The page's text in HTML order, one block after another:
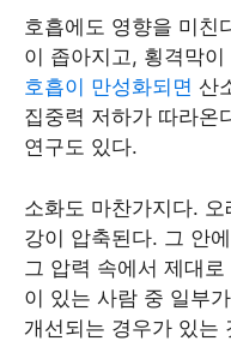
호흡에도 영향을 미친
이 좁아지고, 횡격막
호흡이 만성화되면 산
집중력 저하가 따라온
연구도 있다.
소화도 마찬가지다.
강이 압축된다. 그 안
그 압력 속에서 제대
이 있는 사람 중 일부
개선되는 경우가 있는